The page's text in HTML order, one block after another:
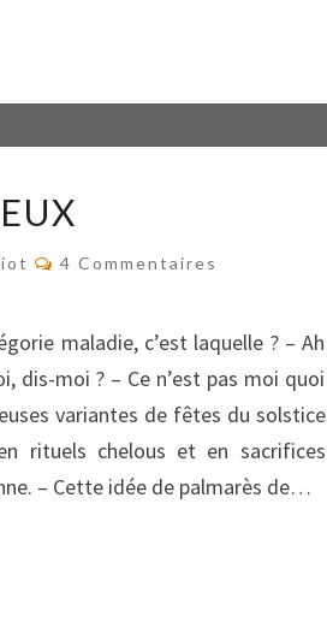
Commentaires
4 Commentaires
maladie, c’est laquelle ? – Ah
dis-moi ? – Ce n’est pas moi quoi
variantes de fêtes du solstice
rituels chelous et en sacrifices
– Cette idée de palmarès de…